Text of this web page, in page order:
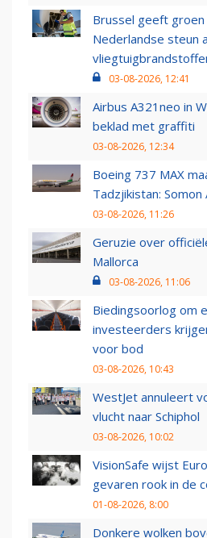
Brussel geeft
Nederlandse steun
03-08-2026, 12:41
Airbus A321neo in
beklad met graffiti
03-08-2026, 12:34
Boeing 737 MAX
Tadzjikistan:
03-08-2026, 11:26
Geruzie over
Mallorca
03-08-2026, 11:06
Biedingsoorlog om
investeerders
voor bod
03-08-2026, 10:43
WestJet annuleert
vlucht naar Schiphol
03-08-2026, 10:02
VisionSafe wijst
gevaren rook in de
01-08-2026, 8:00
Donkere wolken